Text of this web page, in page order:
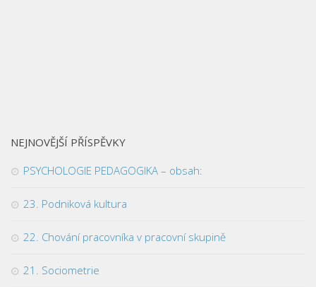
NEJNOVĚJŠÍ PŘÍSPĚVKY
PSYCHOLOGIE PEDAGOGIKA – obsah:
23. Podniková kultura
22. Chování pracovníka v pracovní skupině
21. Sociometrie